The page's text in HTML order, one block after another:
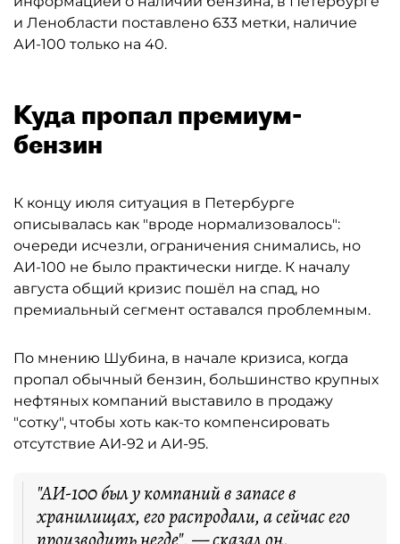
и Ленобласти поставлено 633 метки, наличие
АИ-100 только на 40.
Куда пропал премиум-
бензин
К концу июля ситуация в Петербурге
описывалась как "вроде нормализовалось":
очереди исчезли, ограничения снимались, но
АИ-100 не было практически нигде. К началу
августа общий кризис пошёл на спад, но
премиальный сегмент оставался проблемным.
По мнению Шубина, в начале кризиса, когда
пропал обычный бензин, большинство крупных
нефтяных компаний выставило в продажу
"сотку", чтобы хоть как-то компенсировать
отсутствие АИ-92 и АИ-95.
"АИ-100 был у компаний в запасе в
хранилищах, его распродали, а сейчас его